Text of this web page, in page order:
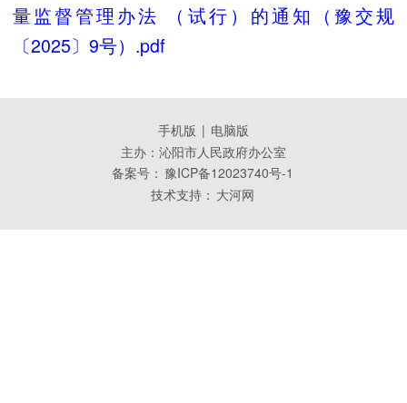
量监督管理办法 （试行）的通知（豫交规
〔2025〕9号）.pdf
手机版 | 电脑版
主办：沁阳市人民政府办公室
备案号： 豫ICP备12023740号-1
技术支持： 大河网